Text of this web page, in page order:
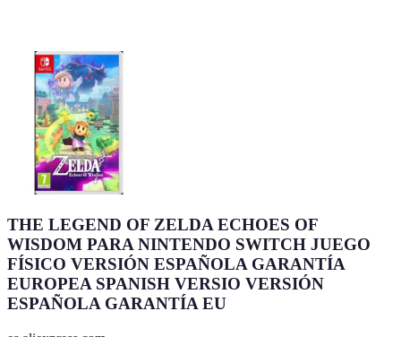
THE LEGEND OF ZELDA ECHOES OF
WISDOM PARA NINTENDO SWITCH JUEGO
FÍSICO VERSIÓN ESPAÑOLA GARANTÍA
EUROPEA SPANISH VERSIO VERSIÓN
ESPAÑOLA GARANTÍA EU